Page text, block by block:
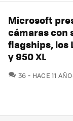
Microsoft
cámaras con
flagships, los
y 950 XL
36 HACE 11